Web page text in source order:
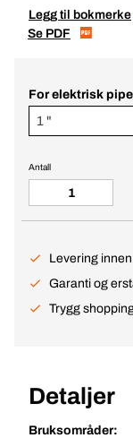
Legg til bokmerke
Se PDF
For elektrisk
1 "
Antall
Levering
Garanti og
Trygg
Detaljer
Bruksområder: